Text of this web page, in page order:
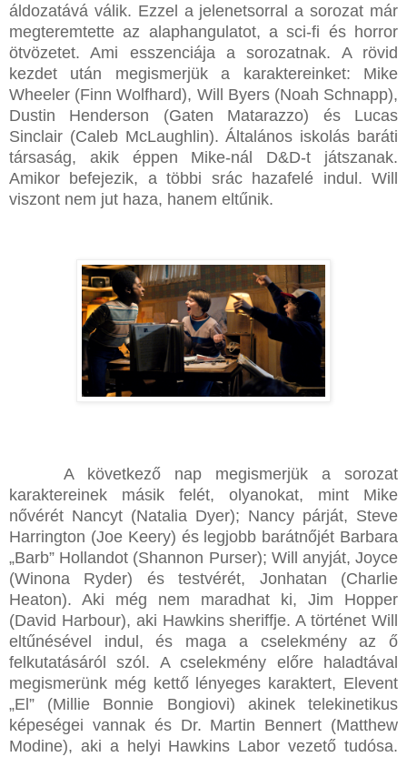
áldozatává válik. Ezzel a jelenetsorral a sorozat már
megteremtette az alaphangulatot, a sci-fi és horror
ötvözetet. Ami esszenciája a sorozatnak. A rövid
kezdet után megismerjük a karaktereinket: Mike
Wheeler (Finn Wolfhard), Will Byers (Noah Schnapp),
Dustin Henderson (Gaten Matarazzo) és Lucas
Sinclair (Caleb McLaughlin). Általános iskolás baráti
társaság, akik éppen Mike-nál D&D-t játszanak.
Amikor befejezik, a többi srác hazafelé indul. Will
viszont nem jut haza, hanem eltűnik.
A következő nap megismerjük a sorozat
karaktereinek másik felét, olyanokat, mint Mike
nővérét Nancyt (Natalia Dyer); Nancy párját, Steve
Harrington (Joe Keery) és legjobb barátnőjét Barbara
„Barb” Hollandot (Shannon Purser); Will anyját, Joyce
(Winona Ryder) és testvérét, Jonhatan (Charlie
Heaton). Aki még nem maradhat ki, Jim Hopper
(David Harbour), aki Hawkins sheriffje. A történet Will
eltűnésével indul, és maga a cselekmény az ő
felkutatásáról szól. A cselekmény előre haladtával
megismerünk még kettő lényeges karaktert, Elevent
„El” (Millie Bonnie Bongiovi) akinek telekinetikus
képeségei vannak és Dr. Martin Bennert (Matthew
Modine), aki a helyi Hawkins Labor vezető tudósa.